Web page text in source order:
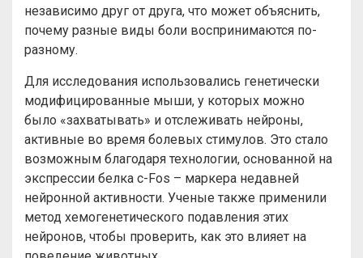
независимо друг от друга, что может объяснить,
почему разные виды боли воспринимаются по-
разному.
Для исследования использовались генетически
модифицированные мыши, у которых можно
было «захватывать» и отслеживать нейроны,
активные во время болевых стимулов. Это стало
возможным благодаря технологии, основанной на
экспрессии белка c-Fos – маркера недавней
нейронной активности. Ученые также применили
метод хемогенетического подавления этих
нейронов, чтобы проверить, как это влияет на